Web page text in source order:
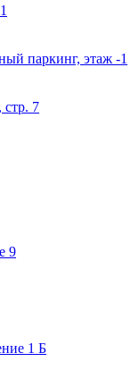
паркинг, этаж -1
7
9
1 Б